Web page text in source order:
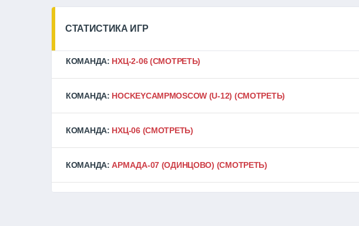
СТАТИСТИКА ИГР
КОМАНДА: НХЦ-2-06 (СМОТРЕТЬ)
КОМАНДА: HOCKEYCAMPMOSCOW (U-12) (СМОТРЕТЬ)
КОМАНДА: НХЦ-06 (СМОТРЕТЬ)
КОМАНДА:АРМАДА-07 (ОДИНЦОВО) (СМОТРЕТЬ)